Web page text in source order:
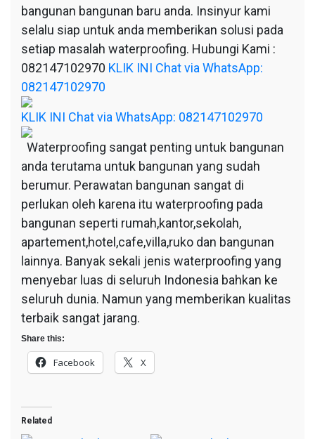
bangunan bangunan baru anda. Insinyur kami
selalu siap untuk anda memberikan solusi pada
setiap masalah waterproofing. Hubungi Kami :
082147102970 KLIK INI Chat via WhatsApp:
082147102970
KLIK INI Chat via WhatsApp: 082147102970
Waterproofing sangat penting untuk bangunan
anda terutama untuk bangunan yang sudah
berumur. Perawatan bangunan sangat di
perlukan oleh karena itu waterproofing pada
bangunan seperti rumah,kantor,sekolah,
apartement,hotel,cafe,villa,ruko dan bangunan
lainnya. Banyak sekali jenis waterproofing yang
menyebar luas di seluruh Indonesia bahkan ke
seluruh dunia. Namun yang memberikan kualitas
terbaik sangat jarang.
Share this:
Facebook X
Related